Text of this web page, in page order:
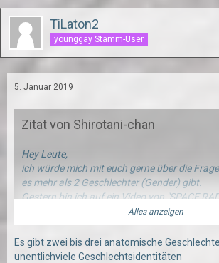
TiLaton2
younggay Stamm-User
5. Januar 2019
Zitat von Shirotani-chan
Hey Leute,
ich würde mich mit euch gerne über die
es mehr als 2 Geschlechter (Gender) gibt.
Gestern bin ich auf ein Video von "SPACE
dieses Thema zumindest angeschnitten wird.
Kommentaren habe ich meine Meinung zu
geschrieben und mich auf eine Diskussion
eingelassen.
Alles anzeigen
Es gibt zwei bis drei anatomische
unentlichviele Geschlechtsidentitäten